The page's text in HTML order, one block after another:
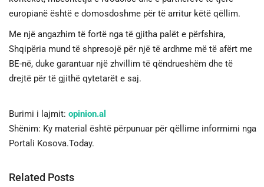
europianë është e domosdoshme për të arritur këtë qëllim.
Me një angazhim të fortë nga të gjitha palët e përfshira,
Shqipëria mund të shpresojë për një të ardhme më të afërt me
BE-në, duke garantuar një zhvillim të qëndrueshëm dhe të
drejtë për të gjithë qytetarët e saj.
Burimi i lajmit: opinion.al
Shënim: Ky material është përpunuar për qëllime informimi nga
Portali Kosova.Today.
Related Posts